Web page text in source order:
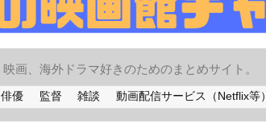
映画、海外ドラマ好きのためのまとめサイト。
俳優 監督 雑談 動画配信サービス（Netflix等）